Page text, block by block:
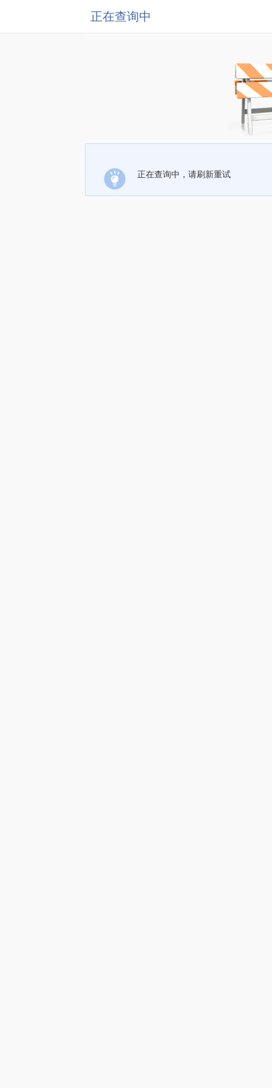
正在查询中
正在查询中，请刷新重试